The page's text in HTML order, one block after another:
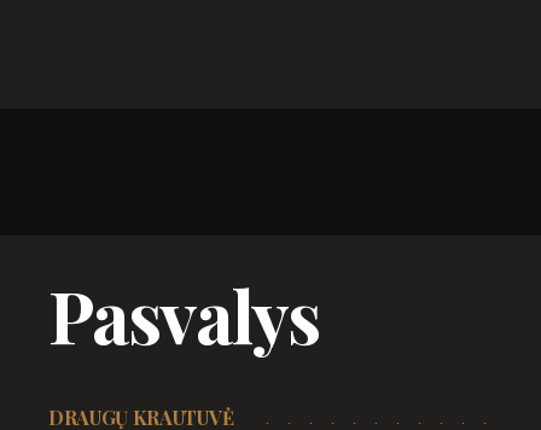
Pasvalys
DRAUGŲ KRAUTUVĖ